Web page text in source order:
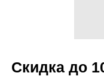
Скидка до